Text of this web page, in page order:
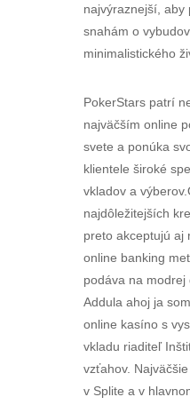
najvýraznejší, aby
snahám o
minimalistického
PokerStars patrí
najväčším online
svete a ponúka
klientele široké
vkladov a
najdôležitejších
preto akceptujú aj
online banking
podáva na modrej
Addula ahoj ja
online kasíno s
vkladu riaditeľ
vzťahov.
v Splite a v